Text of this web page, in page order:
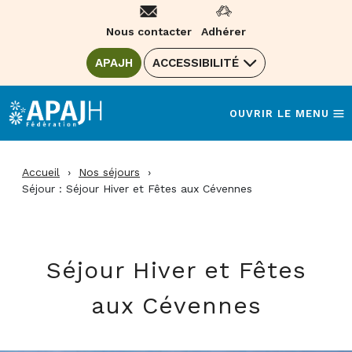
Nous contacter Adhérer
ALLER SUR LE SITE DE LA FÉDÉRATION
APAJH (OUVRE UNE NOUVELLE FENÊTRE)
ACCESSIBILITÉ
OUVRIR LE MENU
Accueil › Nos séjours
›
Séjour : Séjour Hiver et Fêtes aux Cévennes
Séjour Hiver et Fêtes
aux Cévennes